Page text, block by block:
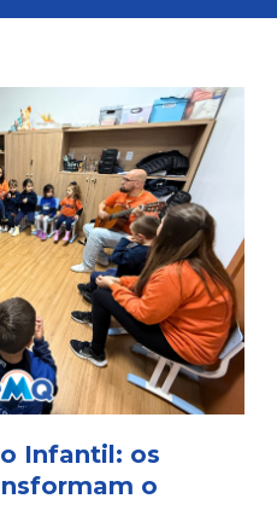
Infantil: os
o